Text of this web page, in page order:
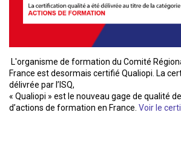
L'organisme de formation du Comité
France est desormais certifié Qualiopi. La
délivrée par l’ISQ,
« Qualiopi » est le nouveau gage de qualité
d’actions de formation en France. Voir le